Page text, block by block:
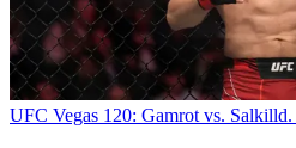
UFC Vegas 120: Gamrot vs.